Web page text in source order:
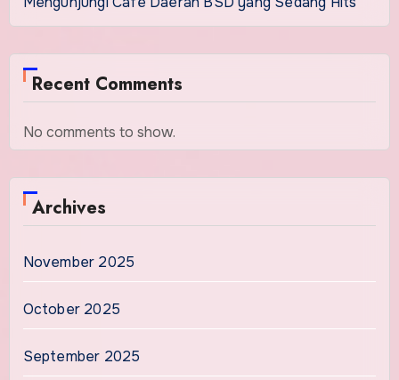
Recent Comments
No comments to show.
Archives
November 2025
October 2025
September 2025